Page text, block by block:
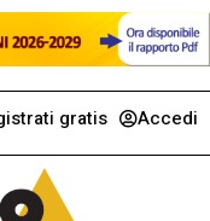
gratis Accedi